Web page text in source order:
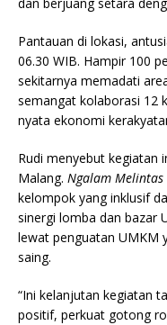
Pantauan di lokasi,
06.30 WIB. Hampir 100
sekitarnya memadati
semangat kolaborasi 12
nyata ekonomi
Rudi menyebut kegiatan
Malang. Ngalam Melintas
kelompok yang inklusif
sinergi lomba dan bazar
lewat penguatan UMKM
saing.
“Ini kelanjutan kegiatan
positif, perkuat gotong